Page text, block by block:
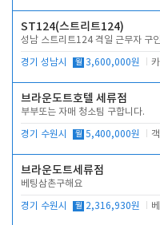
ST124(스트리트124)
성남 스트리트124 격일 근무자 구인
경기 성남시 월 3,600,000원
브라운도트호텔 세류점
부부또는 자매 청소팀 구합니다.
경기 수원시 월 5,400,000원
브라운도트세류점
베팅삼촌구해요
경기 수원시 월 2,316,930원